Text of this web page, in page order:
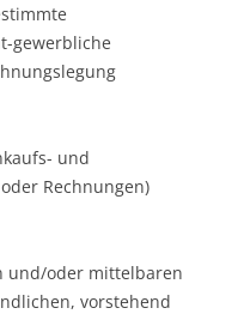
gewerbliche
und
Rechnungen)
und/oder mittelbaren
vorstehend